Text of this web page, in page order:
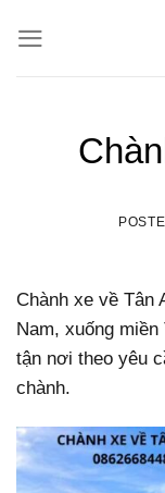
Chành xe về Tân
Nam, xuống
tận nơi theo yêu
chành.